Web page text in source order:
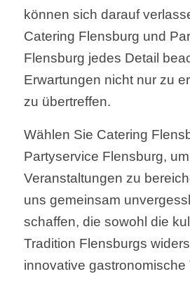
können sich darauf
Catering Flensburg und
Flensburg jedes Detail
Erwartungen nicht nur zu
zu übertreffen.
Wählen Sie Catering
Partyservice Flensburg,
Veranstaltungen zu
uns gemeinsam
schaffen, die sowohl die
Tradition Flensburgs
innovative gastronomische